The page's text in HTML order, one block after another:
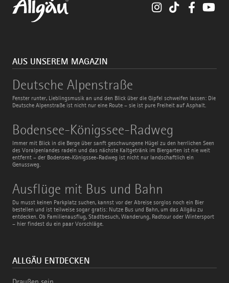
InstagramTikTok
AUS UNSEREM MAGAZIN
Deutsche Alpenstraße
Fenster runter, Lieblingsmusik an und den Blick über die Gipfel schweifen lassen: Die
Deutsche Alpenstraße ist nicht nur eine Route – sie ist pure Freiheit auf Asphalt.
Deutsche
Alpenstraße
Bodensee-Königssee-Radweg
Immer mit Blick in die Berge über sanft geschwungene Hügel zu den herrlichen Seen
des Voralpenlandes radeln und das nächste Kaltgetränk im Biergarten ist nie weit
entfernt – der Bodensee-Königssee-Radweg ist nicht nur landschaftlich ein
Genussweg.
Bodensee-
Königssee-
Radweg
Ausflüge mit Bus und Bahn
Du musst keinen Parkplatz suchen, kannst vor der Abreise sorglos noch ein Bier
bestellen und ist teilweise sogar gratis: Nutze Bus und Bahn, um das Allgäu zu
entdecken. Ob Familienausflug, Stadtbesuch, Wanderung, Radtour oder Wintersport
– hier findest du ein paar Vorschläge.
Ausflüge
mit
Bus
und
Bahn
ALLGÄU ENTDECKEN